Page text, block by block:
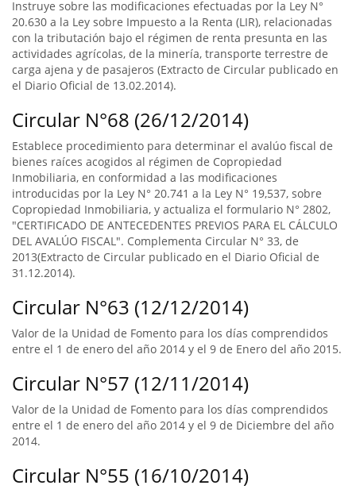
Instruye sobre las modificaciones efectuadas por la Ley N°
20.630 a la Ley sobre Impuesto a la Renta (LIR), relacionadas
con la tributación bajo el régimen de renta presunta en las
actividades agrícolas, de la minería, transporte terrestre de
carga ajena y de pasajeros (Extracto de Circular publicado en
el Diario Oficial de 13.02.2014).
Circular N°68 (26/12/2014)
Establece procedimiento para determinar el avalúo fiscal de
bienes raíces acogidos al régimen de Copropiedad
Inmobiliaria, en conformidad a las modificaciones
introducidas por la Ley N° 20.741 a la Ley N° 19,537, sobre
Copropiedad Inmobiliaria, y actualiza el formulario N° 2802,
"CERTIFICADO DE ANTECEDENTES PREVIOS PARA EL CÁLCULO
DEL AVALÚO FISCAL". Complementa Circular N° 33, de
2013(Extracto de Circular publicado en el Diario Oficial de
31.12.2014).
Circular N°63 (12/12/2014)
Valor de la Unidad de Fomento para los días comprendidos
entre el 1 de enero del año 2014 y el 9 de Enero del año 2015.
Circular N°57 (12/11/2014)
Valor de la Unidad de Fomento para los días comprendidos
entre el 1 de enero del año 2014 y el 9 de Diciembre del año
2014.
Circular N°55 (16/10/2014)